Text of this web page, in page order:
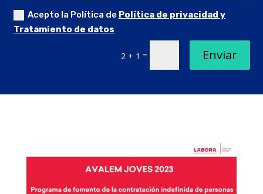
Acepto la Política de Política de privacidad y
Tratamiento de datos
2 + 1 = Enviar